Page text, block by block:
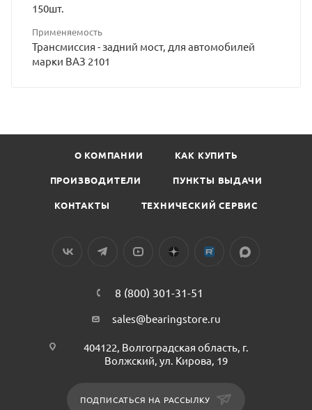
150шт.
Применяемость
Трансмиссия - задний мост, для автомобилей
марки ВАЗ 2101
О КОМПАНИИ КАК КУПИТЬ
ПРОИЗВОДИТЕЛИ ПУНКТЫ ВЫДАЧИ
КОНТАКТЫ ТЕХНИЧЕСКИЙ СЕРВИС
8 (800) 301-31-51
sales@bearingstore.ru
404122, Волгоградская область, г.
Волжский, ул. Кирова, 19
ПОДПИСАТЬСЯ НА РАССЫЛКУ